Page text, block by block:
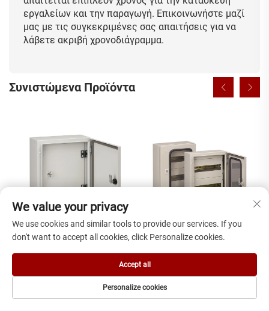
εργαλείων και την παραγωγή. Επικοινωνήστε μαζί
μας με τις συγκεκριμένες σας απαιτήσεις για να
λάβετε ακριβή χρονοδιάγραμμα.
Συνιστώμενα Προϊόντα
Μονοπλακωτά βιομηχανικά
Προσαρμοσμένο Κιτ Μονάδας
για Κουτί Διανομής
ΗΛΕΚΤΡΟΝΙΚΌ
We value your privacy
We use cookies and similar tools to provide our services. If you
don't want to accept all cookies, click Personalize cookies.
Personalize cookies
Accept all